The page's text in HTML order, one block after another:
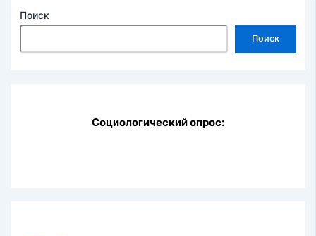
Поиск
Поиск
Социологический опрос: